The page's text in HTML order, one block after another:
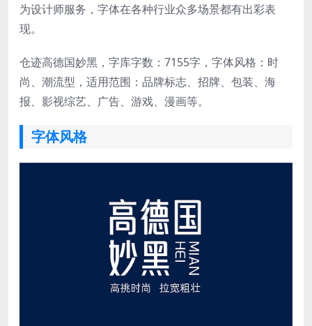
为设计师服务，字体在各种行业众多场景都有出彩表
现。
仓迹高德国妙黑，字库字数：7155字，字体风格：时
尚、潮流型，适用范围：品牌标志、招牌、包装、海
报、影视综艺、广告、游戏、漫画等。
字体风格